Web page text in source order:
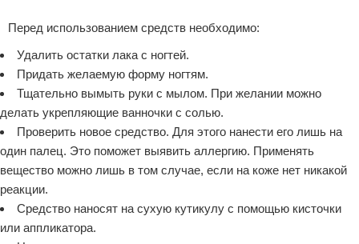
Перед использованием средств необходимо:
Удалить остатки лака с ногтей.
Придать желаемую форму ногтям.
Тщательно вымыть руки с мылом. При желании можно
делать укрепляющие ванночки с солью.
Проверить новое средство. Для этого нанести его лишь на
один палец. Это поможет выявить аллергию. Применять
вещество можно лишь в том случае, если на коже нет никакой
реакции.
Средство наносят на сухую кутикулу с помощью кисточки
или аппликатора.